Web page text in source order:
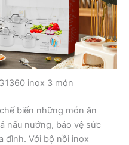
inox 3 món
biến những món ăn
nấu nướng, bảo vệ sức
đình. Với bộ nồi inox